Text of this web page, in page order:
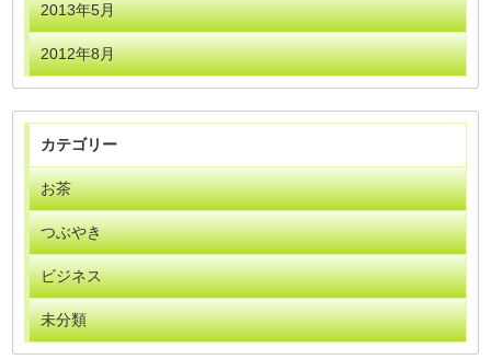
2013年5月
2012年8月
カテゴリー
お茶
つぶやき
ビジネス
未分類